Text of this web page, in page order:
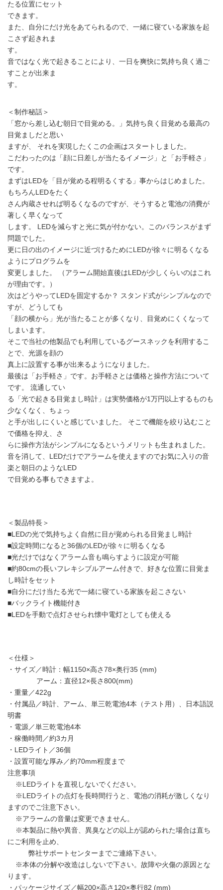
たる位置にセット
できます。
また、自分にだけ光をあてられるので、一緒に寝ている家族を起
こさず起きれま
す。
音ではなく光で起きることにより、一日を爽快に気持ち良く過ご
すことが出来ま
す。
＜制作秘話＞
「窓から差し込む朝日で目覚める。」気持ち良く目覚める最高の
目覚ましだと思い
ますが、 それを実現したくこの企画はスタートしました。
こだわったのは「顔に日差しが当たるイメージ」と「お手軽さ」
です。
まずはLEDを「目が覚める程明るくする」事からはじめました。
もちろんLEDをたく
さん内蔵させれば明るくなるのですが、そうすると電池の消費が
著しく早くなって
します。 LEDを減らすと光に気が付かない。このバランスがまず
問題でした。
更に日の出のイメージに近づけるためにLEDが徐々に明るくなる
ようにプログラムを
変更しました。 （アラーム開始直後はLEDが少しくらいのはこれ
が理由です。）
次はどうやってLEDを固定するか？ スタンド式がシンプルなので
すが、どうしても
「顔の横から」光が当たることが多くなり、目覚めにくくなって
しまいます。
そこで当社の他製品でも利用しているグースネックを利用するこ
とで、光源を顔の
真上に設置する事が出来るようになりました。
最後は「お手軽さ」です。お手軽さとは価格と操作方法について
です。 流通してい
る「光で起きる目覚まし時計」は実勢価格が1万円以上するものも
少なくなく、ちょっ
と手が出しにくいと感じていました。 そこで機能を絞り込むこと
で価格を抑え、さ
らに操作方法がシンプルになるというメリットも生まれました。
音を消して、LEDだけでアラームを使えますのでお気に入りの音
楽と朝日のようなLED
で目覚める事もできますよ。
＜製品特長＞
■LEDの光で気持ちよく自然に目が覚められる目覚まし時計
■設定時間になると36個のLEDが徐々に明るくなる
■光だけではなくアラーム音も鳴らすように設定が可能
■約80cmの長いフレキシブルアーム付きで、好きな位置に目覚ま
し時計をセット
■自分にだけ当たる光で一緒に寝ている家族を起こさない
■バックライト機能付き
■LEDを手動で点灯させられ懐中電灯としても使える
＜仕様＞
・サイズ／時計：幅1150×高さ78×奥行35 (mm)
アーム：直径12×長さ800(mm)
・重量／422g
・付属品／時計、アーム、単三乾電池4本（テスト用）、日本語説
明書
・電源／単三乾電池4本
・稼働時間／約3カ月
・LEDライト／36個
・設置可能な厚み／約70mm程度まで
注意事項
※LEDライトを直視しないでください。
※LEDライトの点灯を長時間行うと、電池の消耗が激しくなり
ますのでご注意下さい。
※アラームの音量は変更できません。
※本製品に熱や異音、異臭などの以上が認められた場合は直ち
にご利用を止め、
弊社サポートセンターまでご連絡下さい。
※本体の分解や改造はしないで下さい。故障や火傷の原因とな
ります。
・パッケージサイズ／幅200×高さ120×奥行82 (mm)